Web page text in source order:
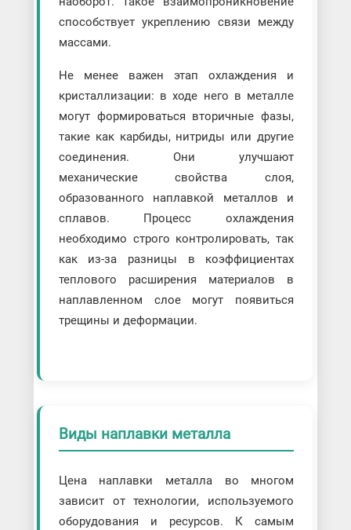
способствует укреплению связи между
массами.
Не менее важен этап охлаждения и
кристаллизации: в ходе него в металле
могут формироваться вторичные фазы,
такие как карбиды, нитриды или другие
соединения. Они улучшают
механические свойства слоя,
образованного наплавкой металлов и
сплавов. Процесс охлаждения
необходимо строго контролировать, так
как из-за разницы в коэффициентах
теплового расширения материалов в
наплавленном слое могут появиться
трещины и деформации.
Виды наплавки металла
Цена наплавки металла во многом
зависит от технологии, используемого
оборудования и ресурсов. К самым